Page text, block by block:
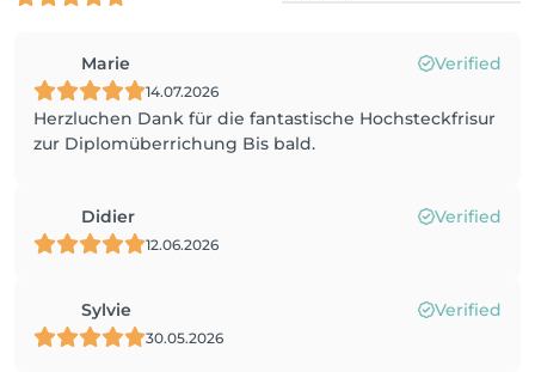
Marie Verified
14.07.2026
Herzluchen Dank für die fantastische Hochsteckfrisur
zur Diplomüberrichung Bis bald.
Didier Verified
12.06.2026
Sylvie Verified
30.05.2026